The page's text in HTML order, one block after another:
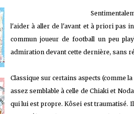
l'aider à aller de l'avant et à priori pas
commun joueur de football un peu
admiration devant cette dernière, sans
Classique sur certains aspects (comme
assez semblable à celle de Chiaki et
qui lui est propre. Kôsei est traumatisé.